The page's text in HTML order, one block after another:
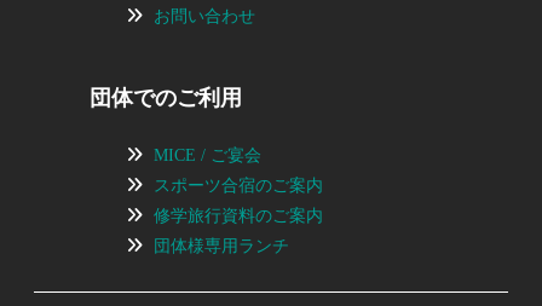
お問い合わせ
団体でのご利用
MICE / ご宴会
スポーツ合宿のご案内
修学旅行資料のご案内
団体様専用ランチ